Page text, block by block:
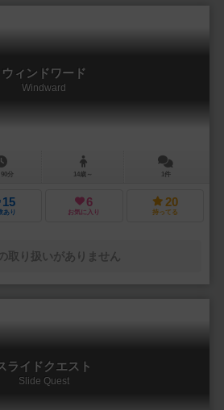
ウィンドワード
Windward
分 14歳～ 1件
15
あり
6
お気に入り
20
持ってる
取り扱いがありません
ライドクエスト
Slide Quest